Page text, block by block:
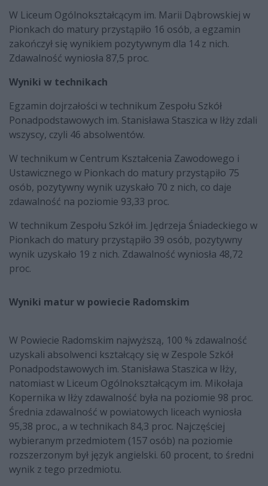
W Liceum Ogólnokształcącym im. Marii Dąbrowskiej w
Pionkach do matury przystąpiło 16 osób, a egzamin
zakończył się wynikiem pozytywnym dla 14 z nich.
Zdawalność wyniosła 87,5 proc.
Wyniki w technikach
Egzamin dojrzałości w technikum Zespołu Szkół
Ponadpodstawowych im. Stanisława Staszica w Iłży zdali
wszyscy, czyli 46 absolwentów.
W technikum w Centrum Kształcenia Zawodowego i
Ustawicznego w Pionkach do matury przystąpiło 75
osób, pozytywny wynik uzyskało 70 z nich, co daje
zdawalność na poziomie 93,33 proc.
W technikum Zespołu Szkół im. Jędrzeja Śniadeckiego w
Pionkach do matury przystąpiło 39 osób, pozytywny
wynik uzyskało 19 z nich. Zdawalność wyniosła 48,72
proc.
Wyniki matur w powiecie Radomskim
W Powiecie Radomskim najwyższą, 100 % zdawalność
uzyskali absolwenci kształcący się w Zespole Szkół
Ponadpodstawowych im. Stanisława Staszica w Iłży,
natomiast w Liceum Ogólnokształcącym im. Mikołaja
Kopernika w Iłży zdawalność była na poziomie 98 proc.
Średnia zdawalność w powiatowych liceach wyniosła
95,38 proc., a w technikach 84,3 proc. Najczęściej
wybieranym przedmiotem (157 osób) na poziomie
rozszerzonym był język angielski. 60 procent, to średni
wynik z tego przedmiotu.